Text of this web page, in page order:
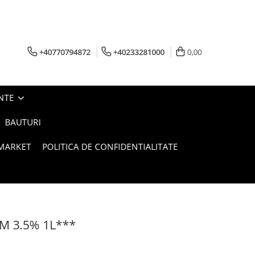
+40770794872 +40233281000 0,00
BAUTURI
POLITICA DE CONFIDENTIALITATE
3.5% 1L***